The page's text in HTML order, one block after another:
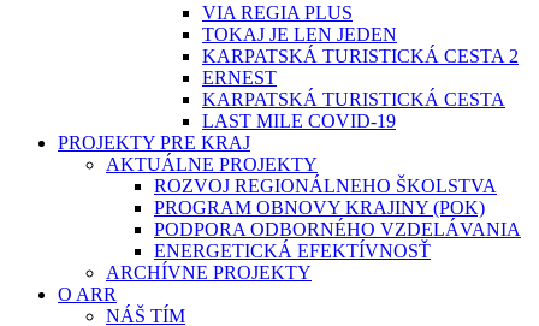
VIA REGIA PLUS
TOKAJ JE LEN JEDEN
KARPATSKÁ TURISTICKÁ CESTA 2
ERNEST
KARPATSKÁ TURISTICKÁ CESTA
LAST MILE COVID-19
PROJEKTY PRE KRAJ
AKTUÁLNE PROJEKTY
ROZVOJ REGIONÁLNEHO ŠKOLSTVA
PROGRAM OBNOVY KRAJINY (POK)
PODPORA ODBORNÉHO VZDELÁVANIA
ENERGETICKÁ EFEKTÍVNOSŤ
ARCHÍVNE PROJEKTY
O ARR
NÁŠ TÍM